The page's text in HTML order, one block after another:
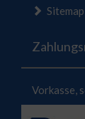
Sitemap
Vorkasse,